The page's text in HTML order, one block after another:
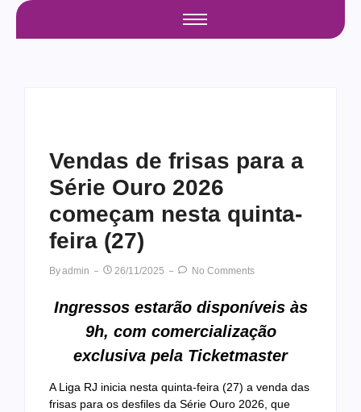
Vendas de frisas para a
Série Ouro 2026
começam nesta quinta-
feira (27)
ByAdmin 26/11/2025 No Comments
Ingressos estarão disponíveis às
9h, com comercialização
exclusiva pela Ticketmaster
A Liga RJ inicia nesta quinta-feira (27) a venda das
frisas para os desfiles da Série Ouro 2026, que